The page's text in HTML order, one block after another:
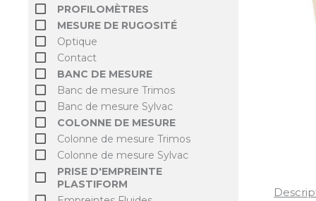
PROFILOMÈTRES
MESURE DE RUGOSITÉ
Optique
Contact
BANC DE MESURE
Banc de mesure Trimos
Banc de mesure Sylvac
COLONNE DE MESURE
Colonne de mesure Trimos
Colonne de mesure Sylvac
PRISE D'EMPREINTE
PLASTIFORM